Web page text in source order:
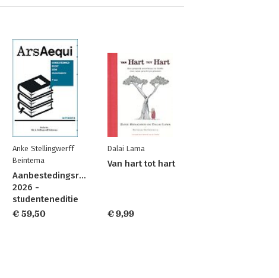
Anke Stellingwerff
Beintema
Aanbestedingsrecht
2026 -
studenteneditie
€ 59,50
Dalai Lama
Van hart tot hart
€ 9,99